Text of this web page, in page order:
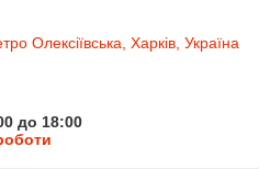
Олексіївська, Харків, Україна
до 18:00